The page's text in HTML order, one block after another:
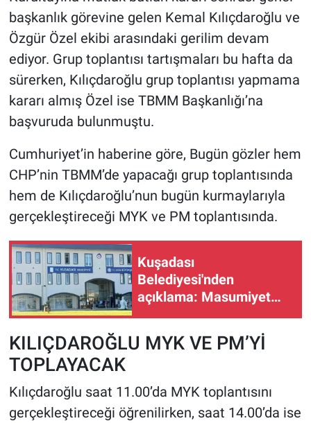
başkanlık görevine gelen Kemal Kılıçdaroğlu ve
Özgür Özel ekibi arasındaki gerilim devam
ediyor. Grup toplantısı tartışmaları bu hafta da
sürerken, Kılıçdaroğlu grup toplantısı yapmama
kararı almış Özel ise TBMM Başkanlığı’na
başvuruda bulunmuştu.
Cumhuriyet’in haberine göre, Bugün gözler hem
CHP’nin TBMM’de yapacağı grup toplantısında
hem de Kılıçdaroğlu’nun bugün kurmaylarıyla
gerçekleştireceği MYK ve PM toplantısında.
Kuşadası
Belediyesi'nden
açıklama: Masumiyet
temel ilkelerinden biri!
KILIÇDAROĞLU MYK VE PM’Yİ
TOPLAYACAK
Kılıçdaroğlu saat 11.00’da MYK toplantısını
gerçekleştireceği öğrenilirken, saat 14.00’da ise